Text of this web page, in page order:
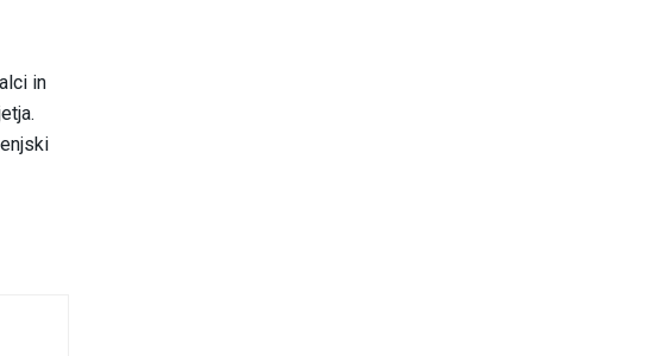
in